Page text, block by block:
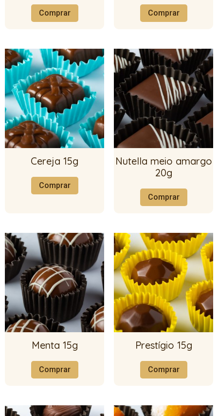
Comprar Comprar
Cereja 15g
Comprar
Nutella meio amargo
20g
Comprar
Menta 15g
Comprar
Prestígio 15g
Comprar